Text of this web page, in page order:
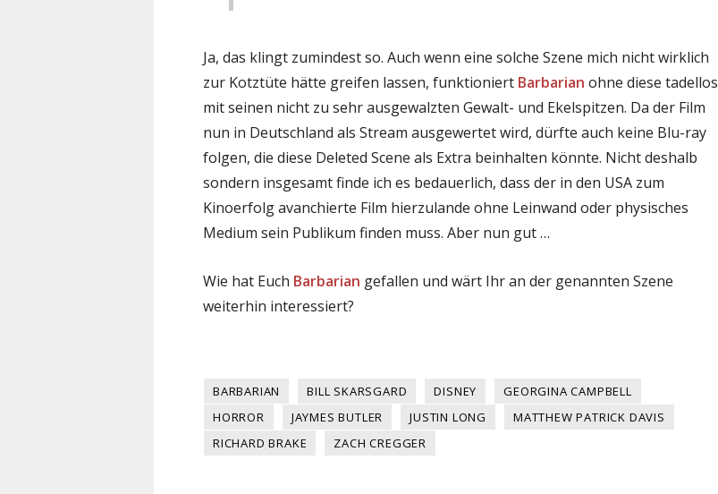
Ja, das klingt zumindest so. Auch wenn eine solche Szene mich nicht wirklich
zur Kotztüte hätte greifen lassen, funktioniert Barbarian ohne diese tadellos
mit seinen nicht zu sehr ausgewalzten Gewalt- und Ekelspitzen. Da der Film
nun in Deutschland als Stream ausgewertet wird, dürfte auch keine Blu-ray
folgen, die diese Deleted Scene als Extra beinhalten könnte. Nicht deshalb
sondern insgesamt finde ich es bedauerlich, dass der in den USA zum
Kinoerfolg avanchierte Film hierzulande ohne Leinwand oder physisches
Medium sein Publikum finden muss. Aber nun gut …
Wie hat Euch Barbarian gefallen und wärt Ihr an der genannten Szene
weiterhin interessiert?
BARBARIAN BILL SKARSGARD DISNEY
GEORGINA CAMPBELL
HORROR
JAYMES BUTLER JUSTIN LONG
MATTHEW PATRICK DAVIS
RICHARD BRAKE
ZACH CREGGER